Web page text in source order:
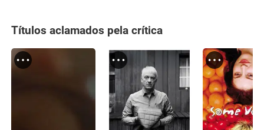
Títulos aclamados pela crítica